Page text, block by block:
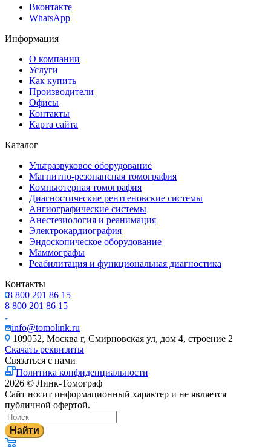
Вконтакте
WhatsApp
Информация
О компании
Услуги
Как купить
Производители
Офисы
Контакты
Карта сайта
Каталог
Ультразвуковое оборудование
Магнитно-резонансная томография
Компьютерная томография
Диагностические рентгеновские системы
Ангиографические системы
Анестезиология и реанимация
Электрокардиография
Эндоскопическое оборудование
Маммографы
Реабилитация и функциональная диагностика
Контакты
8 800 201 86 15
8 800 201 86 15
info@tomolink.ru
109052, Москва г, Смирновская ул, дом 4, строение 2
Скачать реквизиты
Связаться с нами
Политика конфиденциальности
2026 © Линк-Томограф
Сайт носит информационный характер и не является
публичной офертой.
Найти